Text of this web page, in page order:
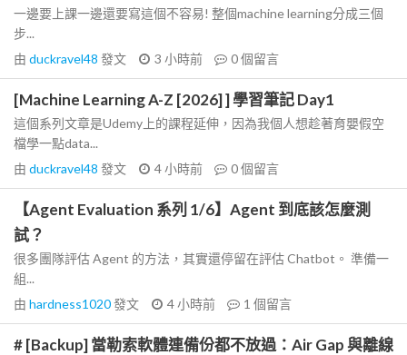
一邊要上課一邊還要寫這個不容易! 整個machine learning分成三個
步...
由 duckravel48 發文 3 小時前 0個留言
[Machine Learning A-Z [2026] ] 學習筆記 Day1
這個系列文章是Udemy上的課程延伸，因為我個人想趁著育嬰假空
檔學一點data...
由 duckravel48 發文 4 小時前 0個留言
【Agent Evaluation 系列 1/6】Agent 到底該怎麼測
試？
很多團隊評估 Agent 的方法，其實還停留在評估 Chatbot。 準備一
組...
由 hardness1020發文 4 小時前 1 個留言
# [Backup] 當勒索軟體連備份都不放過：Air Gap 與離線